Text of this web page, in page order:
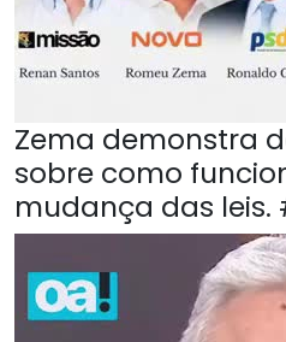
Zema demonstra
sobre como
mudança das